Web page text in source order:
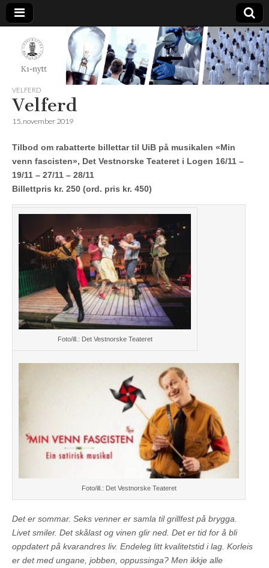
K1-
Nytt
VELFERD
Velferd
15. november 2019
Tilbod om rabatterte billettar til UiB på musikalen «Min
venn fascisten», Det Vestnorske Teateret i Logen 16/11 –
19/11 – 27/11 – 28/11
Billettpris kr. 250 (ord. pris kr. 450)
Foto/ill.: Det Vestnorske Teateret
Foto/ill.: Det Vestnorske Teateret
Det er sommar. Seks venner er samla til grillfest på brygga.
Livet smiler. Det skålast og vinen glir ned. Det er tid for å bli
oppdatert på kvarandres liv. Endeleg litt kvalitetstid i lag. Korleis
er det med ungane, jobben, oppussinga? Men ikkje alle